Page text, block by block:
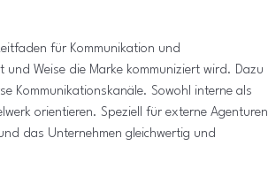
für Kommunikation und
und Weise die Marke kommuniziert wird. Dazu
Kommunikationskanäle. Sowohl interne als
orientieren. Speziell für externe Agenturen
das Unternehmen gleichwertig und